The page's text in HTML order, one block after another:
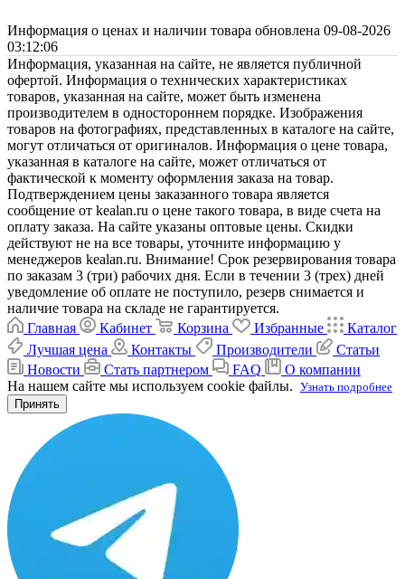
Информация о ценах и наличии товара обновлена 09-08-2026
03:12:06
Информация, указанная на сайте, не является публичной
офертой. Информация о технических характеристиках
товаров, указанная на сайте, может быть изменена
производителем в одностороннем порядке. Изображения
товаров на фотографиях, представленных в каталоге на сайте,
могут отличаться от оригиналов. Информация о цене товара,
указанная в каталоге на сайте, может отличаться от
фактической к моменту оформления заказа на товар.
Подтверждением цены заказанного товара является
сообщение от kealan.ru о цене такого товара, в виде счета на
оплату заказа. На сайте указаны оптовые цены. Скидки
действуют не на все товары, уточните информацию у
менеджеров kealan.ru. Внимание! Срок резервирования товара
по заказам 3 (три) рабочих дня. Если в течении 3 (трех) дней
уведомление об оплате не поступило, резерв снимается и
наличие товара на складе не гарантируется.
Главная
Кабинет Корзина Избранные
Каталог
Лучшая цена
Контакты Производители
Статьи
Новости
Стать партнером FAQ
О компании
На нашем сайте мы используем cookie файлы. Узнать подробнее
Принять